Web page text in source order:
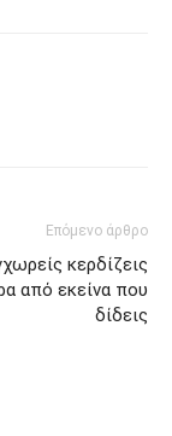
Επόμενο άρθρο
κερδίζεις
από εκείνα που
δίδεις